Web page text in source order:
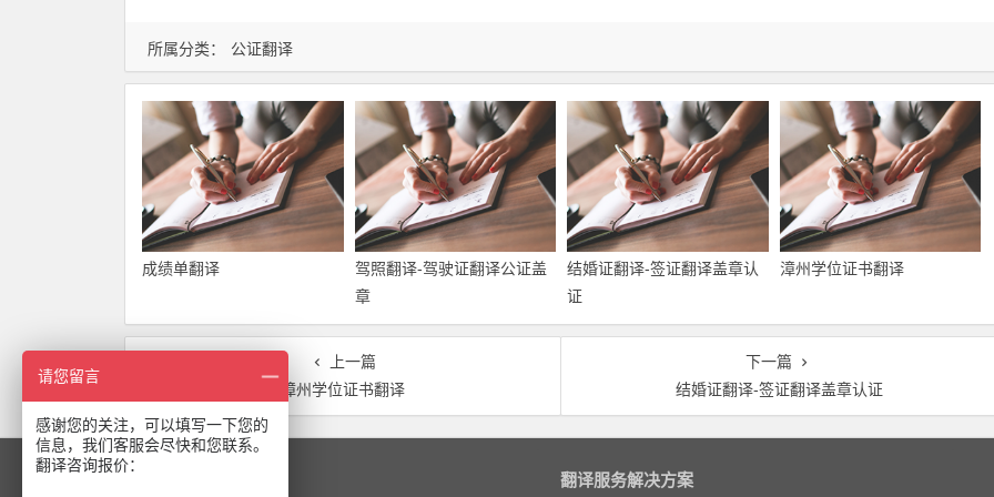
所属分类： 公证翻译
成绩单翻译
驾照翻译-驾驶证翻译公证盖
章
结婚证翻译-签证翻译盖章认
证
漳州学位证书翻译
上一篇
漳州学位证书翻译
下一篇
结婚证翻译-签证翻译盖章认证
翻译服务解决方案
请您留言
感谢您的关注，可以填写一下您的
信息，我们客服会尽快和您联系。
翻译咨询报价：